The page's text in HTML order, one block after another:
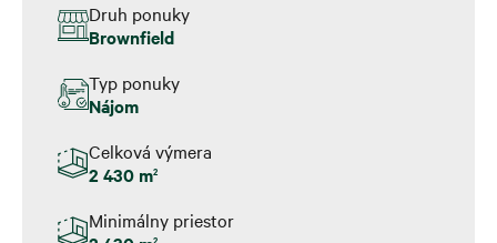
Druh ponuky
Brownfield
Typ ponuky
Nájom
Celková výmera
2 430 m2
Minimálny priestor